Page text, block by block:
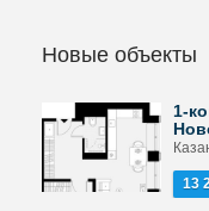
Новые объекты
1-
13